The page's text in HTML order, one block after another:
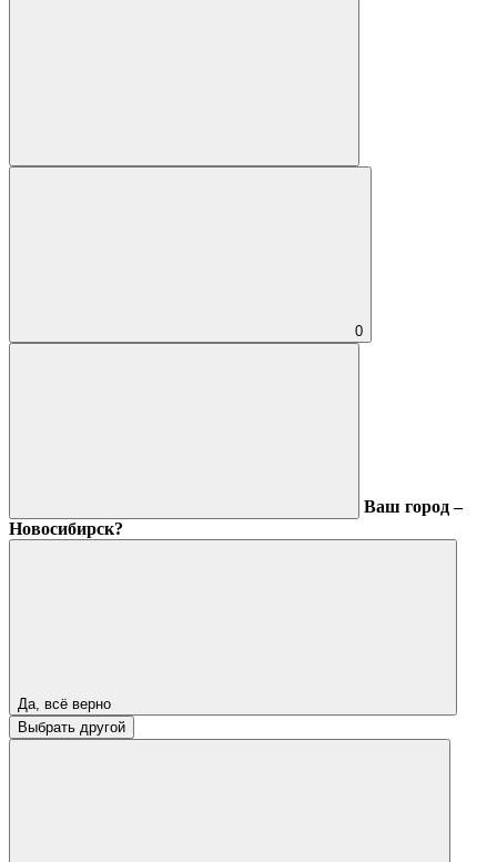
0
Ваш город –
Новосибирск?
Да, всё верно
Выбрать другой